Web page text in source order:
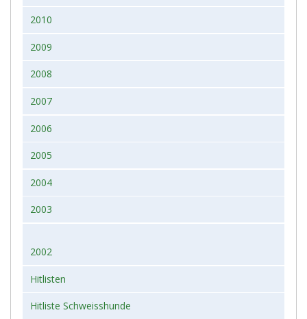
2010
2009
2008
2007
2006
2005
2004
2003
2002
Hitlisten
Hitliste Schweisshunde